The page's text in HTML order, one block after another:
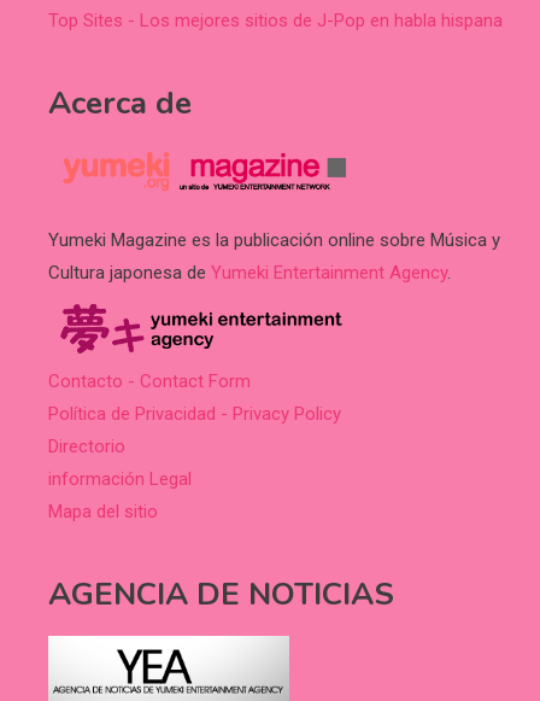
Top Sites - Los mejores sitios de J-Pop en habla hispana
Acerca de
Yumeki Magazine es la publicación online sobre Música y
Cultura japonesa de Yumeki Entertainment Agency.
Contacto - Contact Form
Política de Privacidad - Privacy Policy
Directorio
información Legal
Mapa del sitio
AGENCIA DE NOTICIAS